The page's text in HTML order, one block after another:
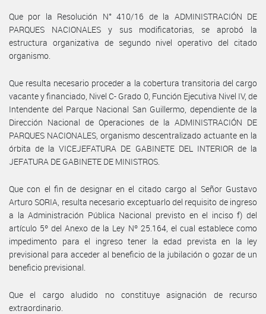
Que por la Resolución N° 410/16 de la ADMINISTRACIÓN DE
PARQUES NACIONALES y sus modificatorias, se aprobó la
estructura organizativa de segundo nivel operativo del citado
organismo.
Que resulta necesario proceder a la cobertura transitoria del cargo
vacante y financiado, Nivel C- Grado 0, Función Ejecutiva Nivel IV, de
Intendente del Parque Nacional San Guillermo, dependiente de la
Dirección Nacional de Operaciones de la ADMINISTRACIÓN DE
PARQUES NACIONALES, organismo descentralizado actuante en la
órbita de la VICEJEFATURA DE GABINETE DEL INTERIOR de la
JEFATURA DE GABINETE DE MINISTROS.
Que con el fin de designar en el citado cargo al Señor Gustavo
Arturo SORIA, resulta necesario exceptuarlo del requisito de ingreso
a la Administración Pública Nacional previsto en el inciso f) del
artículo 5º del Anexo de la Ley Nº 25.164, el cual establece como
impedimento para el ingreso tener la edad prevista en la ley
previsional para acceder al beneficio de la jubilación o gozar de un
beneficio previsional.
Que el cargo aludido no constituye asignación de recurso
extraordinario.